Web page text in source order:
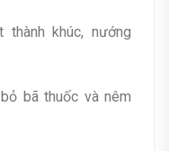
khúc, nướng
bã thuốc và nêm